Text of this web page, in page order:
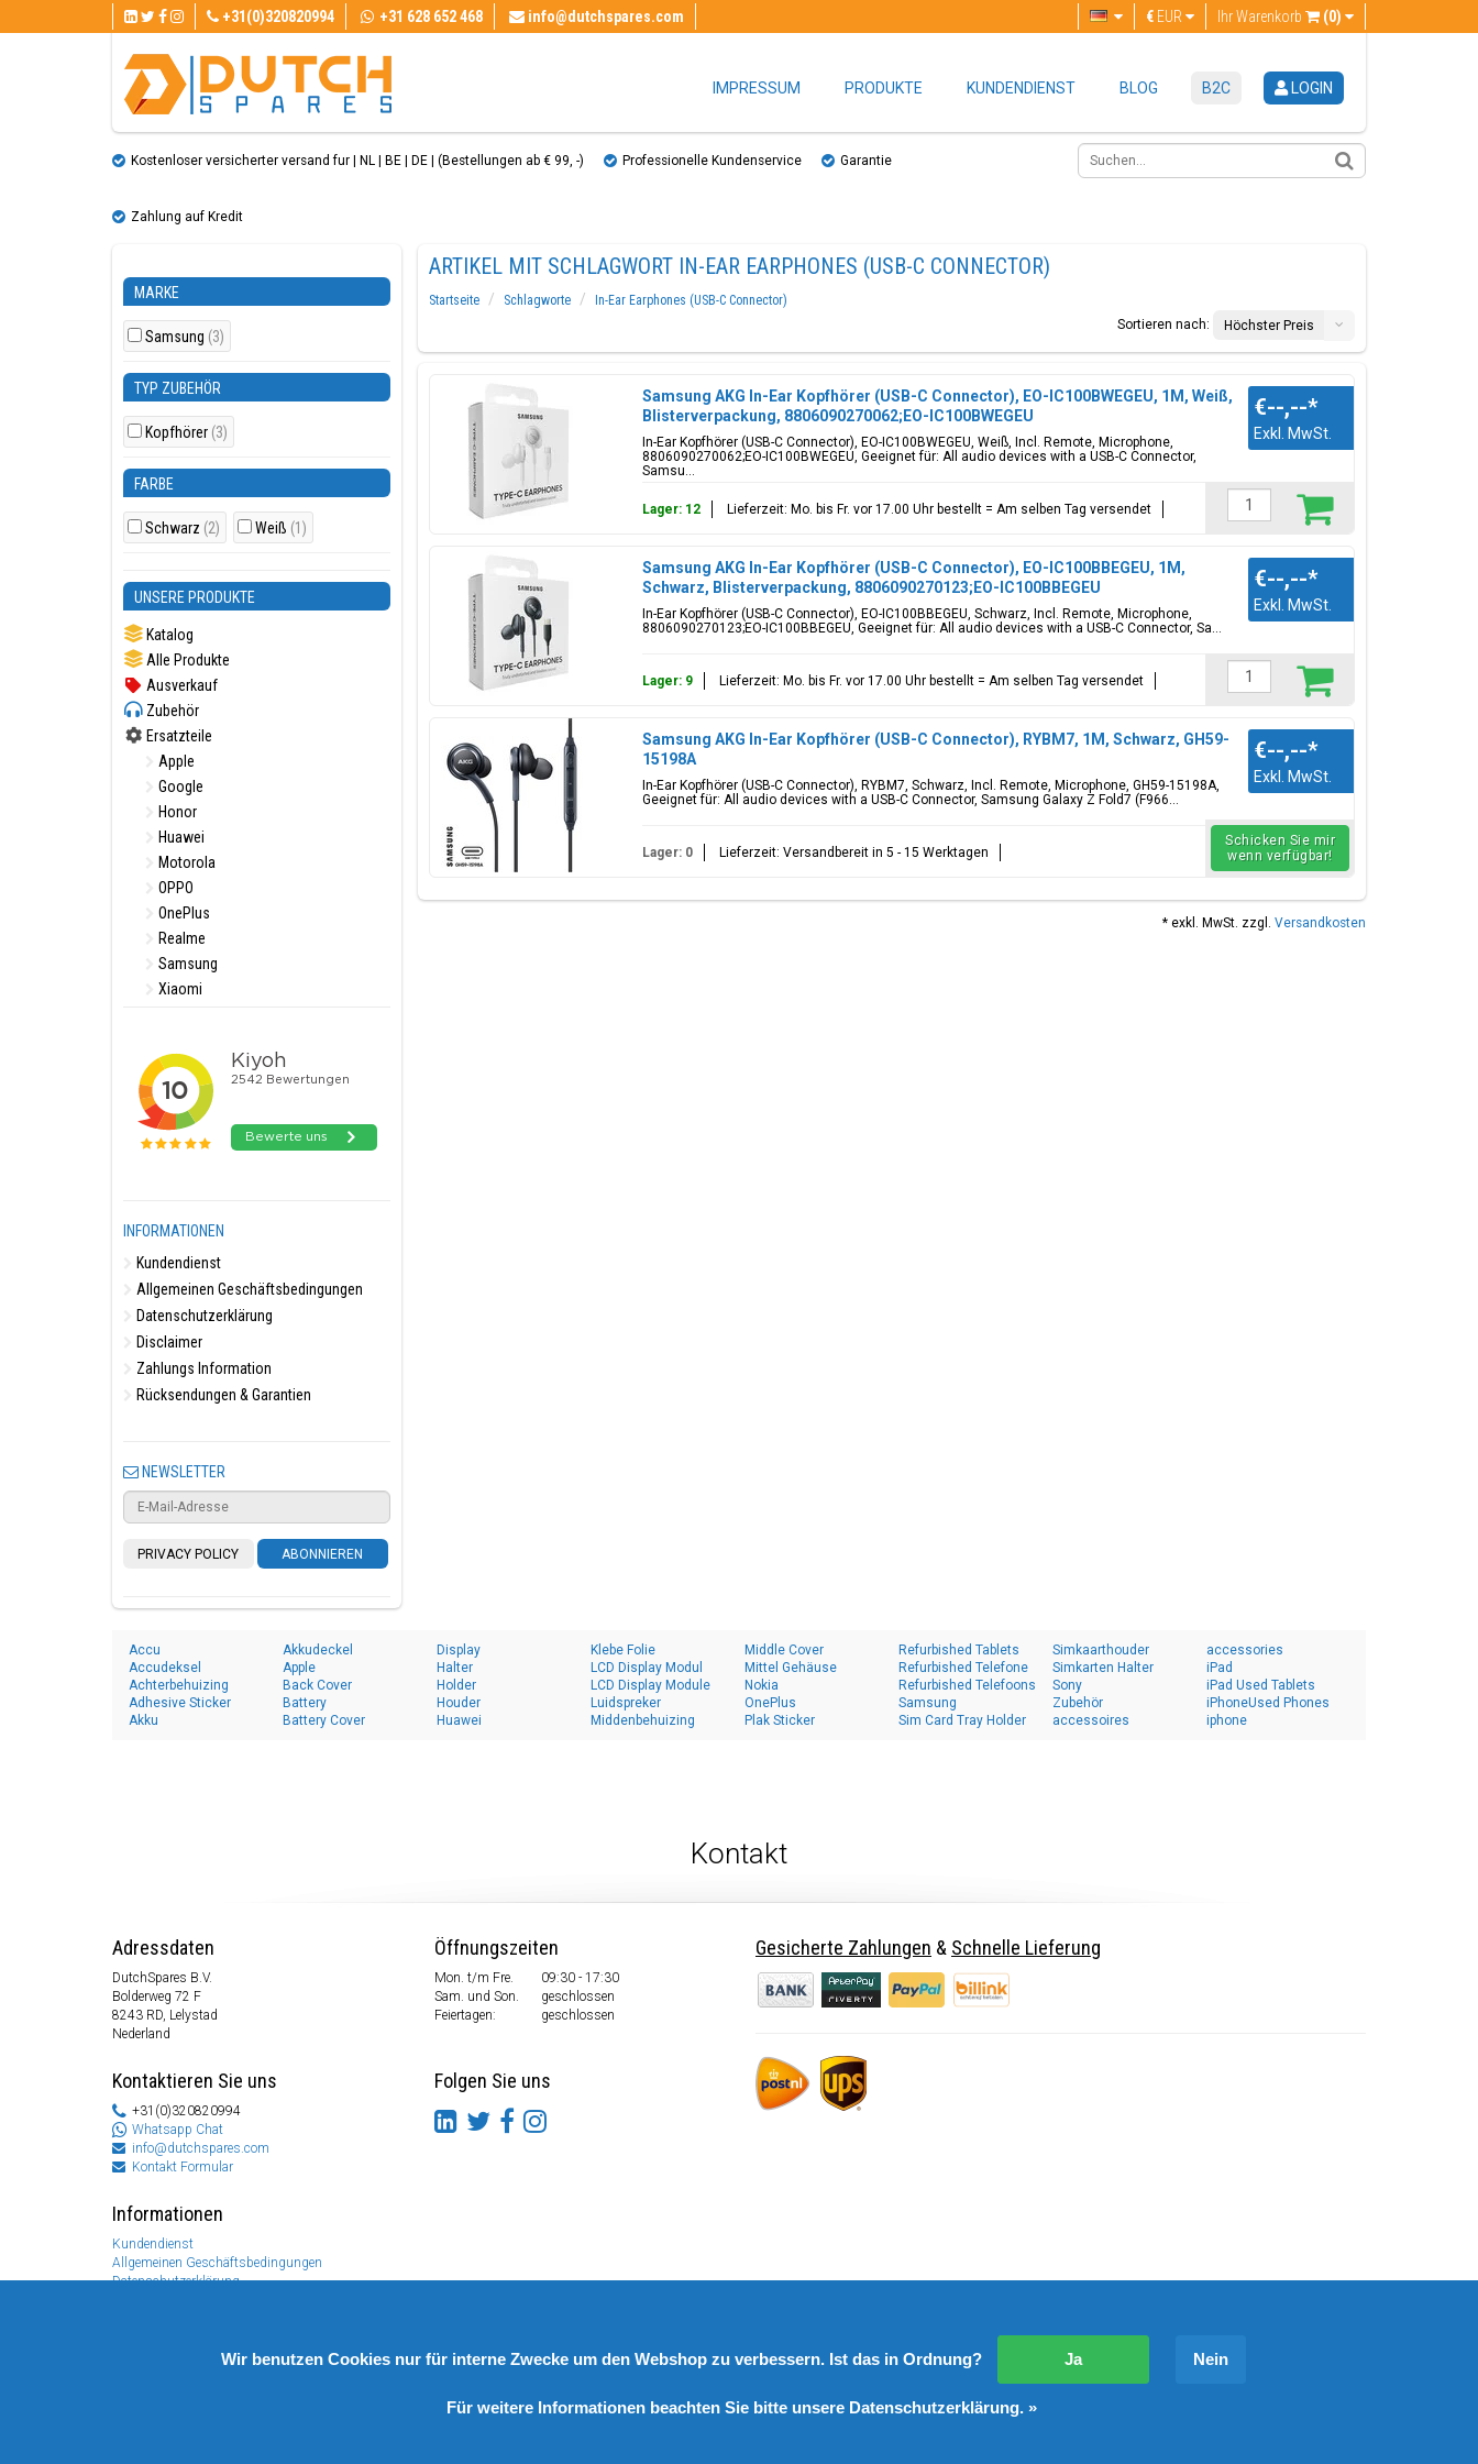
+31(0)320820994 +31 628 652 468 info@dutchspares.com Ihr Warenkorb (0)
€ EUR
IMPRESSUM PRODUKTE KUNDENDIENST BLOG B2C LOGIN
Kostenloser versicherter versand fur | NL | BE | DE | (Bestellungen ab € 99, ​​-) Professionelle Kundenservice Garantie
Zahlung auf Kredit
MARKE
Samsung (3)
TYP ZUBEHÖR
Kopfhörer (3)
FARBE
Schwarz (2) Weiß (1)
UNSERE PRODUKTE
Katalog
Alle Produkte
Ausverkauf
Zubehör
Ersatzteile
Apple
Google
Honor
Huawei
Motorola
OPPO
OnePlus
Realme
Samsung
Xiaomi
INFORMATIONEN
Kundendienst
Allgemeinen Geschäftsbedingungen
Datenschutzerklärung
Disclaimer
Zahlungs Information
Rücksendungen & Garantien
NEWSLETTER
PRIVACY POLICY ABONNIEREN
ARTIKEL MIT SCHLAGWORT IN-EAR EARPHONES (USB-C CONNECTOR)
Startseite Schlagworte
In-Ear Earphones (USB-C Connector)
Sortieren nach:
Höchster Preis
Samsung AKG In-Ear Kopfhörer (USB-C Connector), EO-IC100BWEGEU, 1M, Weiß,
Blisterverpackung, 8806090270062;EO-IC100BWEGEU
In-Ear Kopfhörer (USB-C Connector), EO-IC100BWEGEU, Weiß, Incl. Remote, Microphone,
8806090270062;EO-IC100BWEGEU, Geeignet für: All audio devices with a USB-C Connector,
Samsu...
€--,--*
Exkl. MwSt.
Lager: 12 Lieferzeit: Mo. bis Fr. vor 17.00 Uhr bestellt = Am selben Tag versendet
Samsung AKG In-Ear Kopfhörer (USB-C Connector), EO-IC100BBEGEU, 1M,
Schwarz, Blisterverpackung, 8806090270123;EO-IC100BBEGEU
In-Ear Kopfhörer (USB-C Connector), EO-IC100BBEGEU, Schwarz, Incl. Remote, Microphone,
8806090270123;EO-IC100BBEGEU, Geeignet für: All audio devices with a USB-C Connector, Sa...
€--,--*
Exkl. MwSt.
Lager: 9 Lieferzeit: Mo. bis Fr. vor 17.00 Uhr bestellt = Am selben Tag versendet
Samsung AKG In-Ear Kopfhörer (USB-C Connector), RYBM7, 1M, Schwarz, GH59-
15198A
In-Ear Kopfhörer (USB-C Connector), RYBM7, Schwarz, Incl. Remote, Microphone, GH59-15198A,
Geeignet für: All audio devices with a USB-C Connector, Samsung Galaxy Z Fold7 (F966...
€--,--*
Exkl. MwSt.
Lager: 0 Lieferzeit: Versandbereit in 5 - 15 Werktagen
Schicken Sie mir
wenn verfügbar!
* exkl. MwSt. zzgl. Versandkosten
Accu
Accudeksel
Achterbehuizing
Adhesive Sticker
Akku
Akkudeckel
Apple
Back Cover
Battery
Battery Cover
Display
Halter
Holder
Houder
Huawei
Klebe Folie
LCD Display Modul
LCD Display Module
Luidspreker
Middenbehuizing
Middle Cover
Mittel Gehäuse
Nokia
OnePlus
Plak Sticker
Refurbished Tablets
Refurbished Telefone
Refurbished Telefoons
Samsung
Sim Card Tray Holder
Simkaarthouder
Simkarten Halter
Sony
Zubehör
accessoires
accessories
iPad
iPad Used Tablets
iPhoneUsed Phones
iphone
Kontakt
Adressdaten
DutchSpares B.V.
Bolderweg 72 F
8243 RD, Lelystad
Nederland
Kontaktieren Sie uns
+31(0)320820994
Whatsapp Chat
info@dutchspares.com
Kontakt Formular
Informationen
Kundendienst
Allgemeinen Geschäftsbedingungen
Datenschutzerklärung
Öffnungszeiten
Mon. t/m Fre.
09:30 - 17:30
Sam. und Son.
geschlossen
Feiertagen:
geschlossen
Folgen Sie uns
Gesicherte Zahlungen & Schnelle Lieferung
© Copyright 2026 DutchSpares B.V. - Design byWebdinge.nl
Wir benutzen Cookies nur für interne Zwecke um den Webshop zu verbessern. Ist das in Ordnung? Ja Nein
Für weitere Informationen beachten Sie bitte unsere Datenschutzerklärung. »